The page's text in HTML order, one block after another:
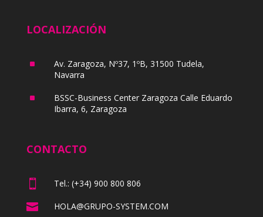
LOCALIZACIÓN
^
Av. Zaragoza, Nº37, 1ºB, 31500 Tudela,
Navarra
^
BSSC-Business Center Zaragoza Calle Eduardo
Ibarra, 6, Zaragoza
CONTACTO
 Tel.: (+34) 900 800 806
 HOLA@GRUPO-SYSTEM.COM